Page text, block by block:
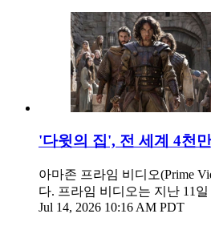
'다윗의 집', 전 세계 4천
아마존 프라임 비디오(Prime
다. 프라임 비디오는 지난 11
Jul 14, 2026 10:16 AM PDT